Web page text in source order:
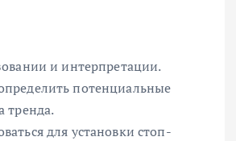
и интерпретации.
потенциальные
тренда.
для установки стоп-